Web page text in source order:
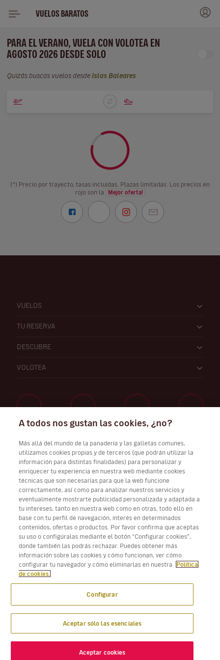
VUELOS BARATOS
PARA EL VERANO, VUELA CON VOLOTEA EN
AGOSTO 2026 DESDE SOLO
Quizás buscas vuelos desde Islas Baleares
(*) Precio por trayecto, tasas incluidas. Plazas limitadas. Los precios en
rojo son la
Mejor oferta!
VUELOS
TU RESERVA
DESCUBRE
VOLOTEA
Descarga Volotea App para iOS y Android
A todos nos gustan las cookies, ¿no?
Más allá del mundo de la panadería y las galletas comunes,
utilizamos cookies propias y de terceros (que podrán utilizar la
información para distintas finalidades) para personalizar y
enriquecer tu experiencia en nuestra web mediante cookies
técnicas que son necesarias para que la web funcione
correctamente, así como para analizar nuestros servicios y
eventualmente mostrarte publicidad personalizada y adaptada a
tu intereses, tanto en nuestra web como en otras, todo ello en
base con tu perfil de navegación, interés en determinados
contenidos, ofertas o productos. Por favor confirma que aceptas
su uso o configúralas mediante el botón “Configurar cookies”,
donde también las podrás rechazar. Puedes obtener más
información sobre las cookies y cómo funcionan, ver cómo
configurar tu navegador y cómo eliminarlas en nuestra
Política
de cookies.
Configurar
Aceptar sólo las esenciales
Aceptar cookies